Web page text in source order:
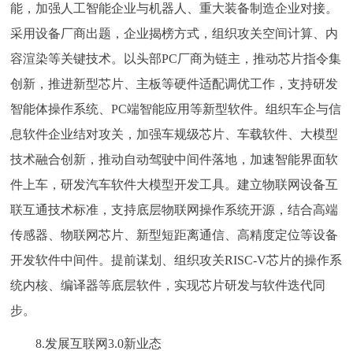
能，加强人工智能企业与机器人、重大装备制造企业对接。
采用设备厂商出题，企业揭榜方式，组织攻关空间计算、内
容渲染等关键技术。以头部PC厂商为链主，推动芯片指令集
创新，推进新型芯片、主板等硬件适配调优工作，支持研发
智能体操作系统、PC端智能应用等新型软件。组织车企与信
息软件企业结对攻关，加强车规级芯片、车载软件、大模型
技术融合创新，推动自动驾驶中间件落地，加速智能界面软
件上车，研发汽车软件大模型开发工具。建立物联网设备互
联互通技术标准，支持底层物联网操作系统开源，结合高端
传感器、物联网芯片、新型短距离通信、高精度定位等设备
开发软件中间件。提前谋划、组织攻关RISC-V芯片的操作系
统内核、编译器等底层软件，实现芯片研发与软件迭代同
步。
8.发展互联网3.0新业态